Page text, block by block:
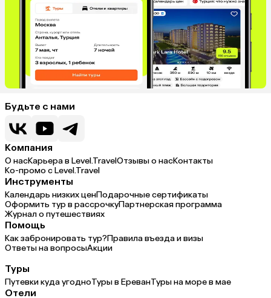
Будьте с нами
Компания
О насКарьера в Level.TravelОтзывы о насКонтакты
Ко-промо с Level.Travel
Инструменты
Календарь низких ценПодарочные сертификаты
Оформить тур в рассрочкуПартнерская программа
Журнал о путешествиях
Помощь
Как забронировать тур?Правила въезда и визы
Ответы на вопросыАкции
Туры
Путевки куда угодноТуры в ЕреванТуры на море в мае
Отели